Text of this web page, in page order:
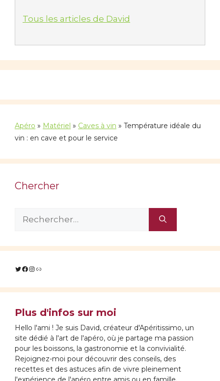
Tous les articles de David
Apéro » Matériel » Caves à vin » Température idéale du
vin : en cave et pour le service
Chercher
Rechercher :
Twitter
Facebook
Instagram
Lien
Plus d'infos sur moi
Hello l'ami ! Je suis David, créateur d'Apéritissimo, un
site dédié à l'art de l'apéro, où je partage ma passion
pour les boissons, la gastronomie et la convivialité.
Rejoignez-moi pour découvrir des conseils, des
recettes et des astuces afin de vivre pleinement